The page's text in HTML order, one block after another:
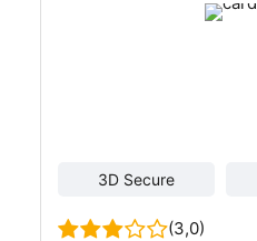
3D Secure
(3,0)